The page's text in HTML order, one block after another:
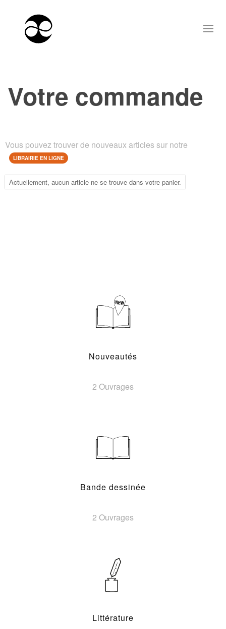
Votre commande
Vous pouvez trouver de nouveaux articles sur notre
LIBRAIRIE EN LIGNE
Actuellement, aucun article ne se trouve dans votre panier.
Nouveautés
2 Ouvrages
Bande dessinée
2 Ouvrages
Littérature